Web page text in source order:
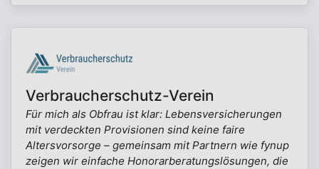
Verbraucherschutz-Verein
Für mich als Obfrau ist klar: Lebensversicherungen
mit verdeckten Provisionen sind keine faire
Altersvorsorge – gemeinsam mit Partnern wie fynup
zeigen wir einfache Honorarberatungslösungen, die